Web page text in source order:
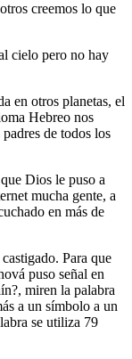
creemos lo que
cielo pero no hay
en otros planetas, el
Hebreo nos
de todos los
Dios le puso a
mucha gente, a
en más de
Para que
puso señal en
miren la palabra
a un símbolo a un
se utiliza 79